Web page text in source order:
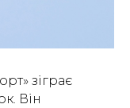
зіграє
Він